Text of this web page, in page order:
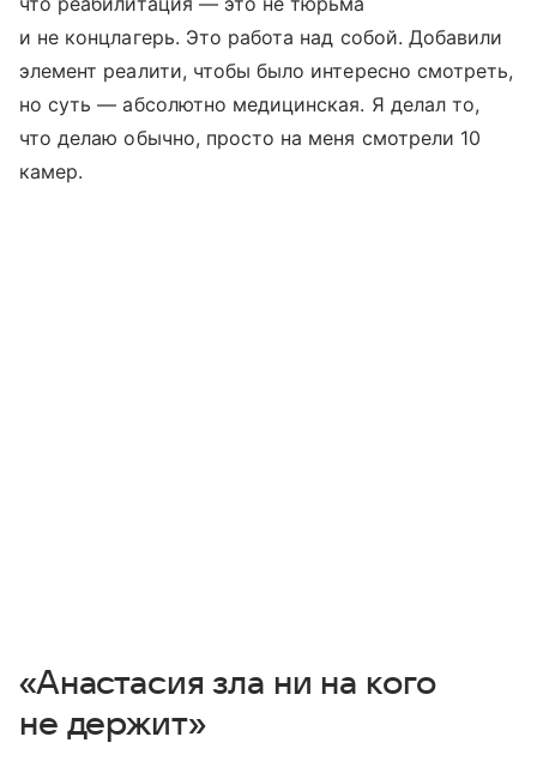
и не концлагерь. Это работа над собой. Добавили
элемент реалити, чтобы было интересно смотреть,
но суть — абсолютно медицинская. Я делал то,
что делаю обычно, просто на меня смотрели 10
камер.
«Анастасия зла ни на кого
не держит»